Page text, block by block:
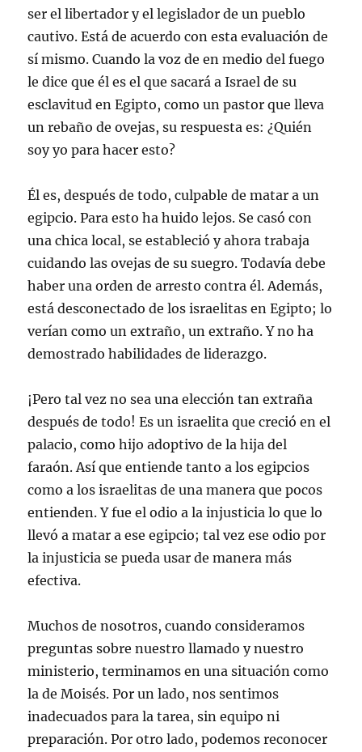
ser el libertador y el legislador de un pueblo
cautivo. Está de acuerdo con esta evaluación de
sí mismo. Cuando la voz de en medio del fuego
le dice que él es el que sacará a Israel de su
esclavitud en Egipto, como un pastor que lleva
un rebaño de ovejas, su respuesta es: ¿Quién
soy yo para hacer esto?
Él es, después de todo, culpable de matar a un
egipcio. Para esto ha huido lejos. Se casó con
una chica local, se estableció y ahora trabaja
cuidando las ovejas de su suegro. Todavía debe
haber una orden de arresto contra él. Además,
está desconectado de los israelitas en Egipto; lo
verían como un extraño, un extraño. Y no ha
demostrado habilidades de liderazgo.
¡Pero tal vez no sea una elección tan extraña
después de todo! Es un israelita que creció en el
palacio, como hijo adoptivo de la hija del
faraón. Así que entiende tanto a los egipcios
como a los israelitas de una manera que pocos
entienden. Y fue el odio a la injusticia lo que lo
llevó a matar a ese egipcio; tal vez ese odio por
la injusticia se pueda usar de manera más
efectiva.
Muchos de nosotros, cuando consideramos
preguntas sobre nuestro llamado y nuestro
ministerio, terminamos en una situación como
la de Moisés. Por un lado, nos sentimos
inadecuados para la tarea, sin equipo ni
preparación. Por otro lado, podemos reconocer